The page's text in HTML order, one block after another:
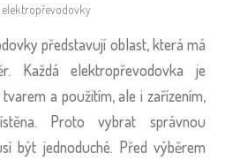
elektropřevodovky
představují oblast, která má
Každá elektropřevodovka je
a použitím, ale i zařízením,
Proto vybrat správnou
být jednoduché. Před výběrem